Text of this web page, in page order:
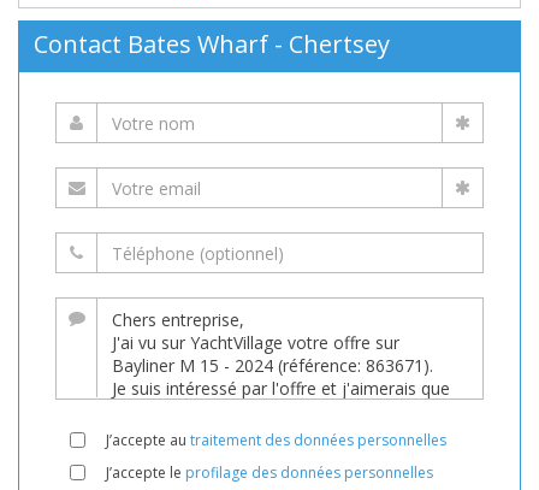
Contact Bates Wharf - Chertsey
J’accepte au traitement des données personnelles
J’accepte le profilage des données personnelles